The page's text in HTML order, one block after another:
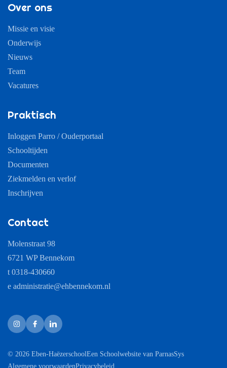
Over ons
Missie en visie
Onderwijs
Nieuws
Team
Vacatures
Praktisch
Inloggen Parro / Ouderportaal
Schooltijden
Documenten
Ziekmelden en verlof
Inschrijven
Contact
Molenstraat 98
6721 WP Bennekom
t 0318-430660
e administratie@ehbennekom.nl
© 2026 Eben-HaëzerschoolEen Schoolwebsite van ParnasSys
Algemene voorwaardenPrivacybeleid